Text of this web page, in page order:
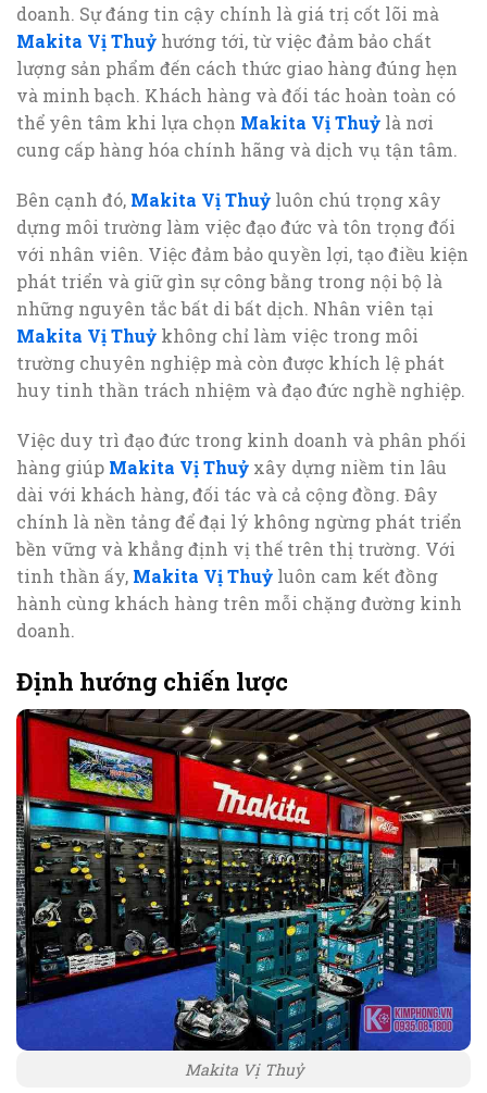
doanh. Sự đáng tin cậy chính là giá trị cốt lõi mà
Makita Vị Thuỷ hướng tới, từ việc đảm bảo chất
lượng sản phẩm đến cách thức giao hàng đúng hẹn
và minh bạch. Khách hàng và đối tác hoàn toàn có
thể yên tâm khi lựa chọn Makita Vị Thuỷ là nơi
cung cấp hàng hóa chính hãng và dịch vụ tận tâm.
Bên cạnh đó, Makita Vị Thuỷ luôn chú trọng xây
dựng môi trường làm việc đạo đức và tôn trọng đối
với nhân viên. Việc đảm bảo quyền lợi, tạo điều kiện
phát triển và giữ gìn sự công bằng trong nội bộ là
những nguyên tắc bất di bất dịch. Nhân viên tại
Makita Vị Thuỷ không chỉ làm việc trong môi
trường chuyên nghiệp mà còn được khích lệ phát
huy tinh thần trách nhiệm và đạo đức nghề nghiệp.
Việc duy trì đạo đức trong kinh doanh và phân phối
hàng giúp Makita Vị Thuỷ xây dựng niềm tin lâu
dài với khách hàng, đối tác và cả cộng đồng. Đây
chính là nền tảng để đại lý không ngừng phát triển
bền vững và khẳng định vị thế trên thị trường. Với
tinh thần ấy, Makita Vị Thuỷ luôn cam kết đồng
hành cùng khách hàng trên mỗi chặng đường kinh
doanh.
Định hướng chiến lược
Makita Vị Thuỷ